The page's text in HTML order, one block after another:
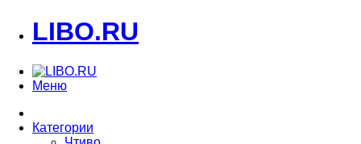
LIBO.RU
Меню
Категории